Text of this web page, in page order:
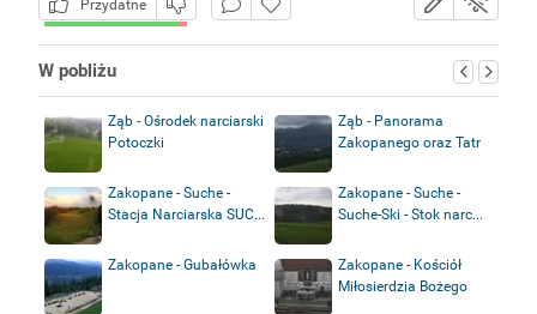
Przydatne
W pobliżu
Ząb - Ośrodek narciarski
Potoczki
Ząb - Panorama
Zakopanego oraz Tatr
Zakopane - Suche -
Stacja Narciarska SUC...
Zakopane - Suche -
Suche-Ski - Stok narc...
Zakopane - Gubałówka
Zakopane - Kościół
Miłosierdzia Bożego